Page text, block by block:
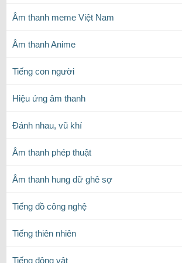
Âm thanh meme Việt Nam
Âm thanh Anime
Tiếng con người
Hiệu ứng âm thanh
Đánh nhau, vũ khí
Âm thanh phép thuật
Âm thanh hung dữ ghê sợ
Tiếng đồ công nghệ
Tiếng thiên nhiên
Tiếng động vật